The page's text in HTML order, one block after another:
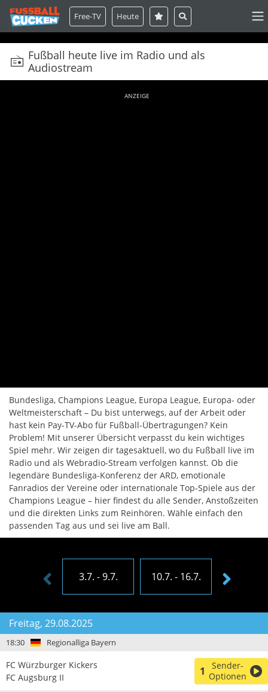
Free-TV Heute
Fußball heute live im Radio und als
Audiostream
Bundesliga, Champions League, Europa League, Europa- oder
Weltmeisterschaft – Du bist unterwegs, auf der Arbeit oder
hast kein Pay-TV-Abo für Fußball-Übertragungen? Kein
Problem! Mit unserer Übersicht verpasst du kein wichtiges
Spiel mehr. Wir zeigen dir tagesaktuell, wo du Fußball live im
Radio und als Webradio-Stream verfolgen kannst. Ob die
legendäre Bundesliga-Konferenz der ARD, emotionale
Fanradios der Vereine oder internationale Top-Spiele aus der
Champions League – hier findest du alle Sender, Anstoßzeiten
und die direkten Links zum Reinhören. Wähle einfach den
passenden Tag aus und sei live am Ball.
ANZEIGE
3.7. - 9.7. 10.7. - 16.7. 17.7. -
Freitag, 29.08.2025
18:30 Regionalliga Bayern
FC Würzburger Kickers
FC Augsburg II
1
Sender-
Optionen